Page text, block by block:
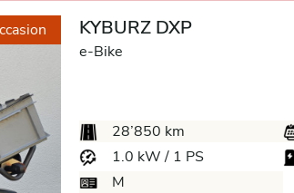
KYBURZ DXP
e-Bike
28’850 km
1.0 kW / 1 PS
M